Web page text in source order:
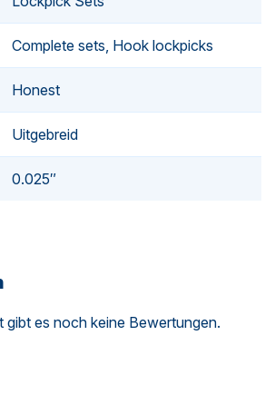
Complete sets, Hook lockpicks
Honest
Uitgebreid
0.025″
gibt es noch keine Bewertungen.